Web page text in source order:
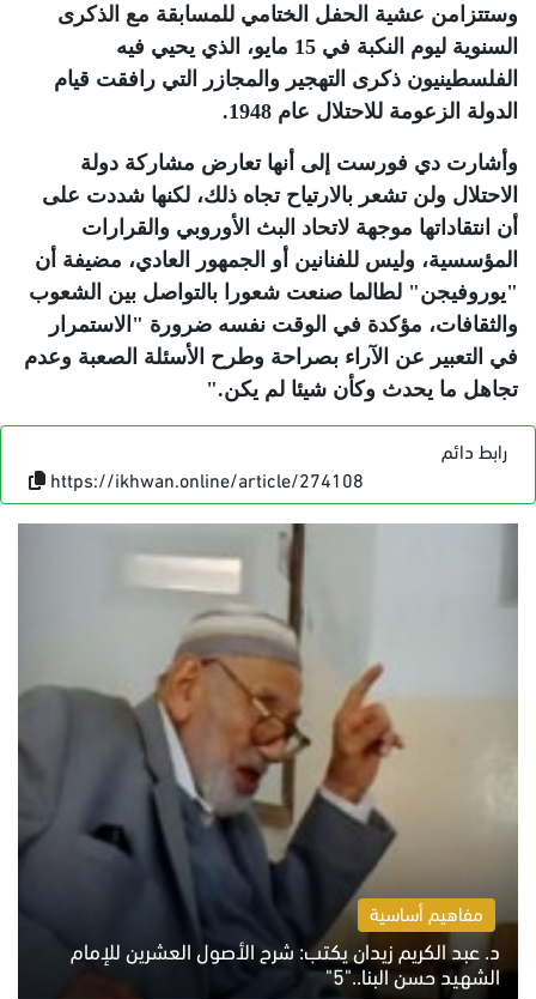
وستتزامن عشية الحفل الختامي للمسابقة مع الذكرى
السنوية ليوم النكبة في 15 مايو، الذي يحيي فيه
الفلسطينيون ذكرى التهجير والمجازر التي رافقت قيام
الدولة الزعومة للاحتلال عام 1948
.
وأشارت دي فورست إلى أنها تعارض مشاركة دولة
الاحتلال ولن تشعر بالارتياح تجاه ذلك، لكنها شددت على
أن انتقاداتها موجهة لاتحاد البث الأوروبي والقرارات
المؤسسية، وليس للفنانين أو الجمهور العادي، مضيفة أن
"يوروفيجن" لطالما صنعت شعورا بالتواصل بين الشعوب
والثقافات، مؤكدة في الوقت نفسه ضرورة "الاستمرار
في التعبير عن الآراء بصراحة وطرح الأسئلة الصعبة وعدم
تجاهل ما يحدث وكأن شيئا لم يكن".
رابط دائم
https://ikhwan.online/article/274108
مفاهيم أساسية
د. عبد الكريم زيدان يكتب: شرح الأصول العشرين للإمام
الشهيد حسن البنا.."5"